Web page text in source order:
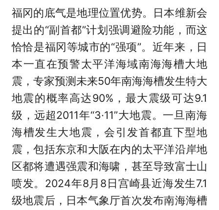
福冈的底气是地理位置优势。日本维新会
提出的“副首都”计划强调避险功能，而这
恰恰是福冈等城市的“强项”。近年来，日
本一直在预警太平洋海域南海海槽大地
震，专家预测未来50年南海海槽发生特大
地震的概率高达90%，最大震级可达9.1
级，远超2011年“3·11”大地震。一旦南海
海槽发生大地震，会引发首都直下型地
震，包括东京和大阪在内的太平洋沿岸地
区都将遭遇强震和海啸，甚至导致富士山
喷发。2024年8月8日宫崎县近海发生7.1
级地震后，日本气象厅首次发布南海海槽